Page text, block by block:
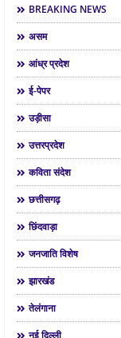
BREAKING NEWS
असम
आंध्र प्रदेश
ई-पेपर
उड़ीसा
उत्तरप्रदेश
कविता संदेश
छत्तीसगढ़
छिंदवाड़ा
जनजाति विशेष
झारखंड
तेलंगाना
नई दिल्ली